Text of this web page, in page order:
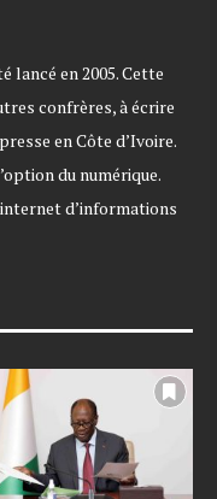
lancé en 2005. Cette
confrères, à écrire
en Côte d’Ivoire.
du numérique.
d’informations